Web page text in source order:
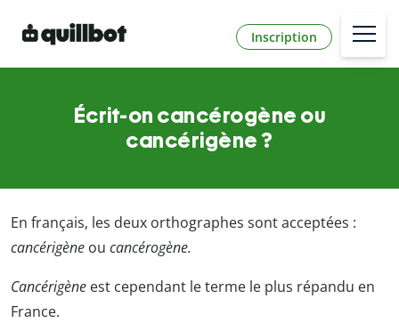
Inscription
Écrit-on cancérogène ou
cancérigène ?
En français, les deux orthographes sont acceptées :
cancérigène ou cancérogène.
Cancérigène est cependant le terme le plus répandu en
France.